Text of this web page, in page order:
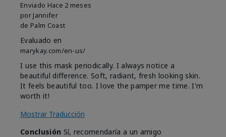
Enviado Hace 2 meses
por Jannifer
de Palm Coast
Evaluado en
marykay.com/en-us/
I use this mask periodically. I always notice a
beautiful difference. Soft, radiant, fresh looking skin.
It feels beautiful too. I love the pamper me time. I'm
worth it!
Mostrar Traducción
Conclusión Sí, recomendaría a un amigo